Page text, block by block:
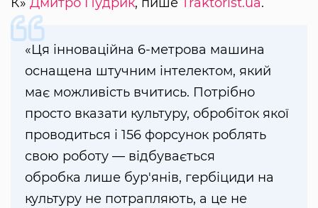
«Ця інноваційна 6-метрова машина
оснащена штучним інтелектом, який
має можливість вчитись. Потрібно
просто вказати культуру, обробіток якої
проводиться і 156 форсунок роблять
свою роботу — відбувається
обробка лише бур'янів, гербіциди на
культуру не потрапляють, а це не